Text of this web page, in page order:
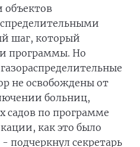
объектов
шаг, который
программы. Но
не освобождены от
больниц,
садов по программе
как это было
подчеркнул секретарь